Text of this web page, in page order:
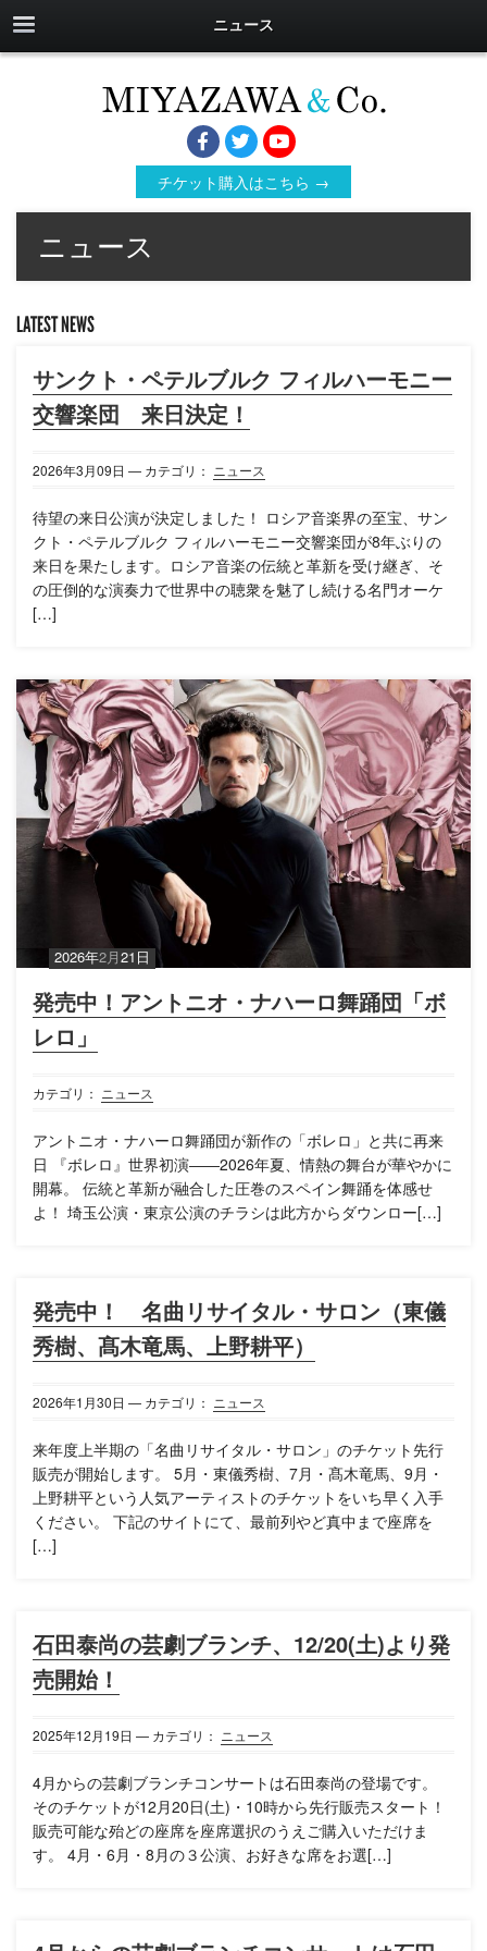
ニュース
チケット購入はこちら →
ニュース
LATEST NEWS
サンクト・ペテルブルク フィルハーモニー
交響楽団 来日決定！
2026年3月09日 — カテゴリ： ニュース
待望の来日公演が決定しました！ ロシア音楽界の至宝、サン
クト・ペテルブルク フィルハーモニー交響楽団が8年ぶりの
来日を果たします。ロシア音楽の伝統と革新を受け継ぎ、そ
の圧倒的な演奏力で世界中の聴衆を魅了し続ける名門オーケ
[…]
2026年2月21日
発売中！アントニオ・ナハーロ舞踊団「ボ
レロ」
カテゴリ： ニュース
アントニオ・ナハーロ舞踊団が新作の「ボレロ」と共に再来
日 『ボレロ』世界初演――2026年夏、情熱の舞台が華やかに
開幕。 伝統と革新が融合した圧巻のスペイン舞踊を体感せ
よ！ 埼玉公演・東京公演のチラシは此方からダウンロー[…]
発売中！ 名曲リサイタル・サロン（東儀
秀樹、髙木竜馬、上野耕平）
2026年1月30日 — カテゴリ： ニュース
来年度上半期の「名曲リサイタル・サロン」のチケット先行
販売が開始します。 5月・東儀秀樹、7月・髙木竜馬、9月・
上野耕平という人気アーティストのチケットをいち早く入手
ください。 下記のサイトにて、最前列やど真中まで座席を
[…]
石田泰尚の芸劇ブランチ、12/20(土)より発
売開始！
2025年12月19日 — カテゴリ： ニュース
4月からの芸劇ブランチコンサートは石田泰尚の登場です。
そのチケットが12月20日(土)・10時から先行販売スタート！
販売可能な殆どの座席を座席選択のうえご購入いただけま
す。 4月・6月・8月の３公演、お好きな席をお選[…]